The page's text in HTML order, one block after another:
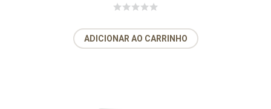
ADICIONAR AO CARRINHO